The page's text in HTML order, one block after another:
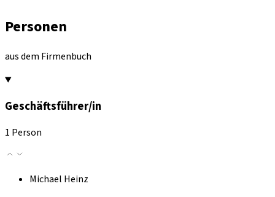
Personen
aus dem Firmenbuch
Geschäftsführer/in
1 Person
Michael Heinz